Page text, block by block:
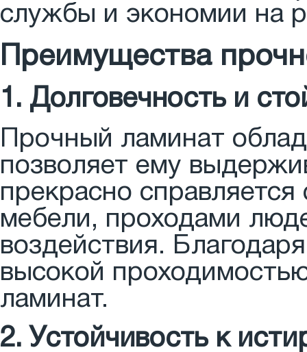
службы и экономии на
Преимущества
1. Долговечность и
Прочный ламинат
позволяет ему
прекрасно
мебели, проходами
воздействия.
высокой
ламинат.
2. Устойчивость к